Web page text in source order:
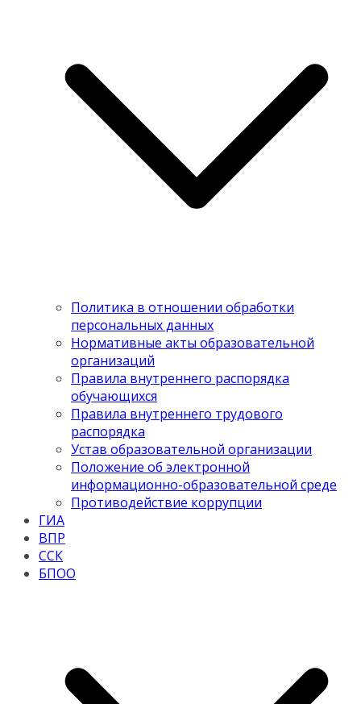
Политика в отношении обработки
персональных данных
Нормативные акты образовательной
организаций
Правила внутреннего распорядка
обучающихся
Правила внутреннего трудового
распорядка
Устав образовательной организации
Положение об электронной
информационно-образовательной среде
Противодействие коррупции
ГИА
ВПР
ССК
БПОО